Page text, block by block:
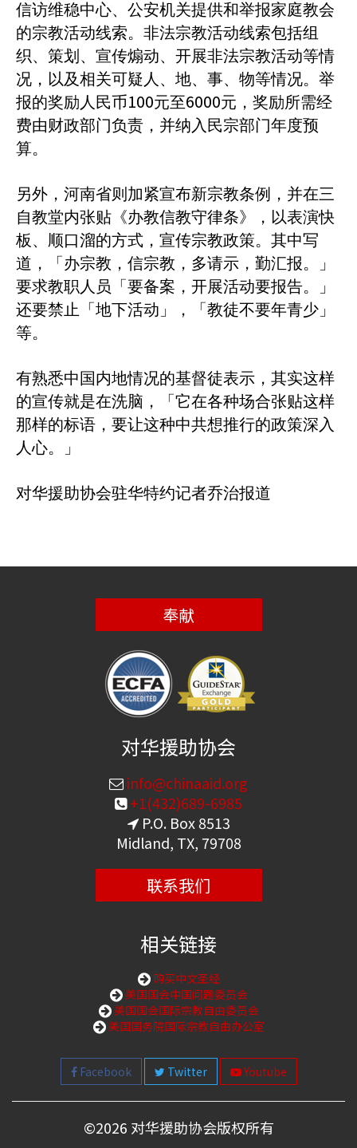
信访维稳中心、公安机关提供和举报家庭教会
的宗教活动线索。非法宗教活动线索包括组
织、策划、宣传煽动、开展非法宗教活动等情
况，以及相关可疑人、地、事、物等情况。举
报的奖励人民币100元至6000元，奖励所需经
费由财政部门负责，并纳入民宗部门年度预
算。
另外，河南省则加紧宣布新宗教条例，并在三
自教堂内张贴《办教信教守律条》，以表演快
板、顺口溜的方式，宣传宗教政策。其中写
道，「办宗教，信宗教，多请示，勤汇报。」
要求教职人员「要备案，开展活动要报告。」
还要禁止「地下活动」，「教徒不要年青少」
等。
有熟悉中国内地情况的基督徒表示，其实这样
的宣传就是在洗脑，「它在各种场合张贴这样
那样的标语，要让这种中共想推行的政策深入
人心。」
对华援助协会驻华特约记者乔治报道
奉献
对华援助协会
info@chinaaid.org
+1(432)689-6985
P.O. Box 8513
Midland, TX, 79708
联系我们
相关链接
购买中文圣经
美国国会中国问题委员会
美国国会国际宗教自由委员会
美国国务院国际宗教自由办公室
Facebook Twitter Youtube
©2026 对华援助协会版权所有